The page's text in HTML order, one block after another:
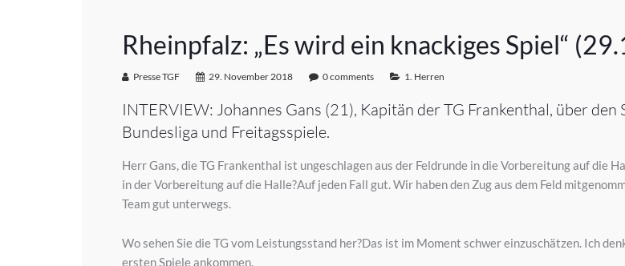
Rheinpfalz: „Es wird ein knackiges Spiel“
Presse TGF 29. November 2018 0 comments 1. Herren
INTERVIEW: Johannes Gans (21), Kapitän der TG Frankenthal, über
Bundesliga und Freitagsspiele.
Herr Gans, die TG Frankenthal ist ungeschlagen aus der Feldrunde in die Vorbereitung auf die
in der Vorbereitung auf die Halle?Auf jeden Fall gut. Wir haben den Zug aus dem Feld
Team gut unterwegs.
Wo sehen Sie die TG vom Leistungsstand her?Das ist im Moment schwer einzuschätzen. Ich
ersten Spiele ankommen.